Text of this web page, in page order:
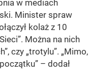
w mediach
Minister spraw
kolaż z 10
Można na nich
czy „trotylu”. „Mimo,
– dodał